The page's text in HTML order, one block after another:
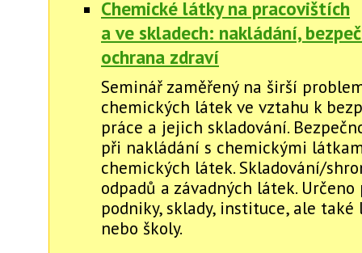
Chemické látky na pracovištích
a ve skladech: nakládání,
ochrana zdraví
Seminář zaměřený na širší
chemických látek ve vztahu k
práce a jejich skladování.
při nakládání s chemickými
chemických látek. Skladování/
odpadů a závadných látek.
podniky, sklady, instituce, ale také
nebo školy.